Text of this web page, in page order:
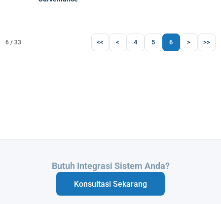
6 / 33 << < 4 5 6 > >>
Butuh Integrasi Sistem Anda?
Konsultasi Sekarang